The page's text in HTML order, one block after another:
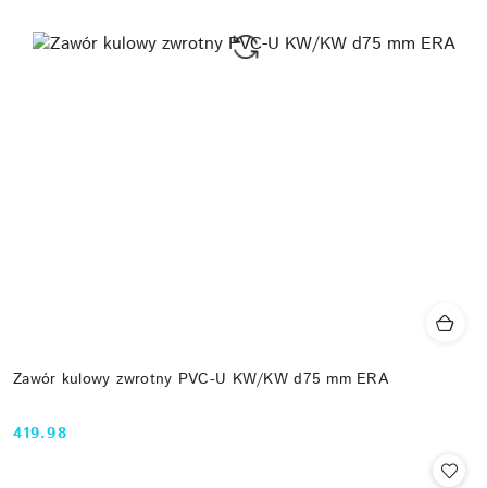
Zawór kulowy zwrotny PVC-U KW/KW d75 mm ERA
Cena:
419.98